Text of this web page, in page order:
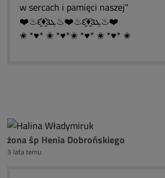
w sercach i pamięci naszej"
❤️♨ԑ̮̑♦̮̑ɜܓ♨❤️♨ԑ̮̑♦̮̑ɜܓ♨❤️
✬ *♥* ✬ *♥*✬ *♥* ✬ *♥* ✬
żona śp Henia Dobrońskiego
3 lata temu